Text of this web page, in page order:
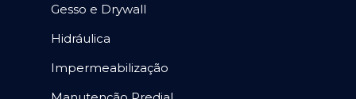
Gesso e Drywall
Hidráulica
Impermeabilização